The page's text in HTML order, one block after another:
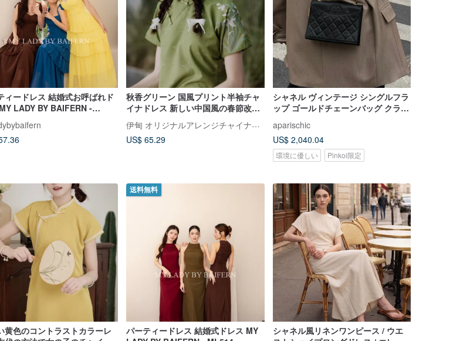
ィードレス 結婚式お呼ばれド
LADY BY BAIFERN -
秋香グリーン 国風プリント半袖チャ
イナドレス 新しい中国風の春節改良
ワンピース
伊甸 オリジナルアレンジチャイナドレス
US$ 65.29
シャネル ヴィンテージ シングルフラ
ップ ゴールドチェーンバッグ クラシ
ックキルティング ギャランティカー
ド付き
aparischic
US$ 2,040.04
環境に優しい Pinkoi限定
黄色のコントラストカラーレ
送料無料
パーティードレス 結婚式ドレス MY
シャネル風リネンワンピース / ウエ